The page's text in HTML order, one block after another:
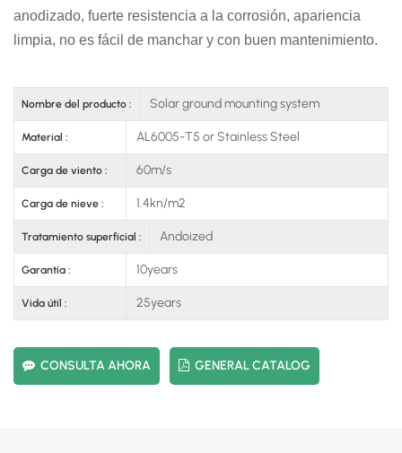
anodizado, fuerte resistencia a la corrosión, apariencia
limpia, no es fácil de manchar y con buen mantenimiento.
Nombre del producto : Solar ground mounting system
Material : AL6005-T5 or Stainless Steel
Carga de viento : 60m/s
Carga de nieve : 1.4kn/m2
Tratamiento superficial : Andoized
Garantía : 10years
Vida útil : 25years
CONSULTA AHORA GENERAL CATALOG